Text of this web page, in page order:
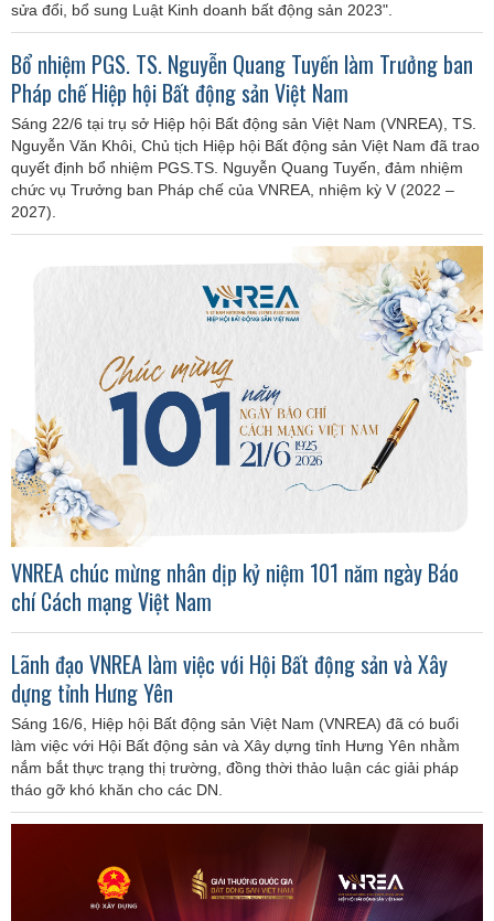
sửa đổi, bổ sung Luật Kinh doanh bất động sản 2023".
Bổ nhiệm PGS. TS. Nguyễn Quang Tuyến làm Trưởng ban
Pháp chế Hiệp hội Bất động sản Việt Nam
Sáng 22/6 tại trụ sở Hiệp hội Bất động sản Việt Nam (VNREA), TS.
Nguyễn Văn Khôi, Chủ tịch Hiệp hội Bất động sản Việt Nam đã trao
quyết định bổ nhiệm PGS.TS. Nguyễn Quang Tuyến, đảm nhiệm
chức vụ Trưởng ban Pháp chế của VNREA, nhiệm kỳ V (2022 –
2027).
VNREA chúc mừng nhân dịp kỷ niệm 101 năm ngày Báo
chí Cách mạng Việt Nam
Lãnh đạo VNREA làm việc với Hội Bất động sản và Xây
dựng tỉnh Hưng Yên
Sáng 16/6, Hiệp hội Bất động sản Việt Nam (VNREA) đã có buổi
làm việc với Hội Bất động sản và Xây dựng tỉnh Hưng Yên nhằm
nắm bắt thực trạng thị trường, đồng thời thảo luận các giải pháp
tháo gỡ khó khăn cho các DN.